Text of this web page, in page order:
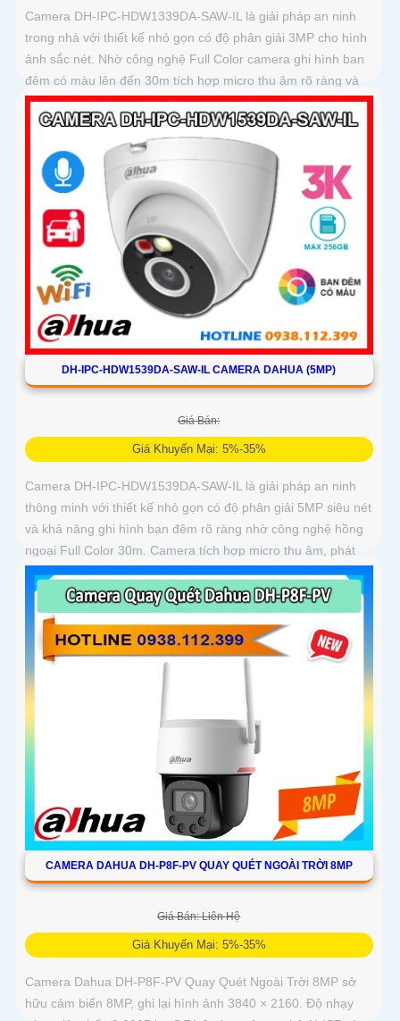
Camera DH-IPC-HDW1339DA-SAW-IL là giải pháp an ninh
trong nhà với thiết kế nhỏ gọn có độ phân giải 3MP cho hình
ảnh sắc nét. Nhờ công nghệ Full Color camera ghi hình ban
đêm có màu lên đến 30m tích hợp micro thu âm rõ ràng và
khả năng phát hiện người, phương tiện thông minh
DH-IPC-HDW1539DA-SAW-IL CAMERA DAHUA (5MP)
Giá Bán:
Giá Khuyến Mại: 5%-35%
Camera DH-IPC-HDW1539DA-SAW-IL là giải pháp an ninh
thông minh với thiết kế nhỏ gọn có độ phân giải 5MP siêu nét
và khả năng ghi hình ban đêm rõ ràng nhờ công nghệ hồng
ngoại Full Color 30m. Camera tích hợp micro thu âm, phát
hiện chính xác người và phương tiện, hỗ trợ thẻ nhớ lên đến
256GB, đảm bảo ghi hình liên tục và hiệu quả
CAMERA DAHUA DH-P8F-PV QUAY QUÉT NGOÀI TRỜI 8MP
Giá Bán: Liên Hệ
Giá Khuyến Mại: 5%-35%
Camera Dahua DH-P8F-PV Quay Quét Ngoài Trời 8MP sở
hữu cảm biến 8MP, ghi lại hình ảnh 3840 × 2160. Độ nhạy